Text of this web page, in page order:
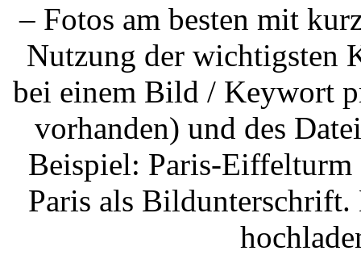
– Fotos am besten mit
Nutzung der wichtigsten
bei einem Bild / Keywort
vorhanden) und des
Beispiel: Paris-
Paris als